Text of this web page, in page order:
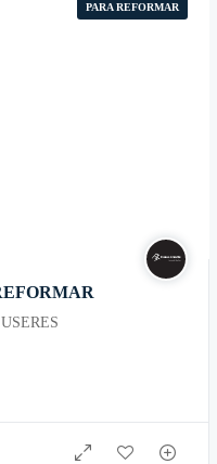
PARA REFORMAR